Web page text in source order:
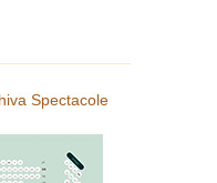
Spectacole